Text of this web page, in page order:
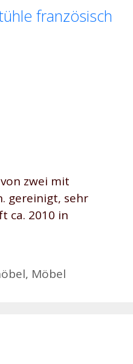
französisch
zwei mit
gereinigt, sehr
ca. 2010 in
, Möbel